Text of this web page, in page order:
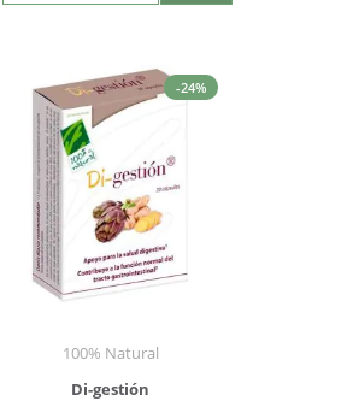
-24%
100% Natural
Di-gestión